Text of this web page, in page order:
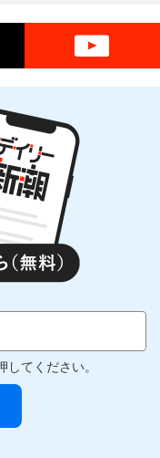
てください。